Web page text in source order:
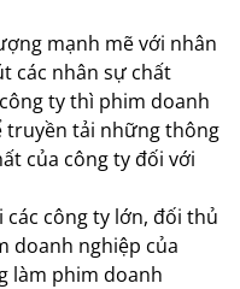
mạnh mẽ với nhân
các nhân sự chất
ty thì phim doanh
truyền tải những thông
của công ty đối với
các công ty lớn, đối thủ
doanh nghiệp của
làm phim doanh